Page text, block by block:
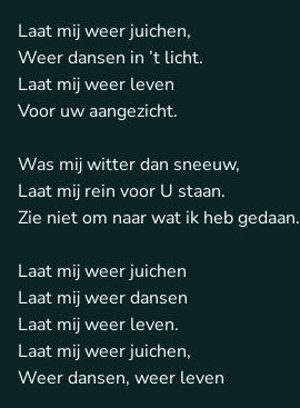
Laat mij weer juichen,
Weer dansen in ’t licht.
Laat mij weer leven
Voor uw aangezicht.
Was mij witter dan sneeuw,
Laat mij rein voor U staan.
Zie niet om naar wat ik heb gedaan.
Laat mij weer juichen
Laat mij weer dansen
Laat mij weer leven.
Laat mij weer juichen,
Weer dansen, weer leven